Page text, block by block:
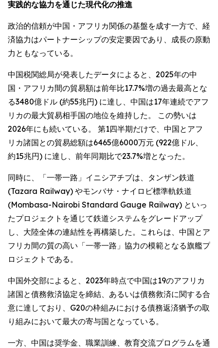
実践的な協力を通じた現代化の推進
政治的信頼が中国・アフリカ関係の基盤を成す一方で、経
済協力はパートナーシップの安定要因であり、成長の原動
力ともなっている。
中国税関総局が発表したデータによると、2025年の中
国・アフリカ間の貿易額は前年比17.7%増の過去最高とな
る3480億ドル (約55兆円) に達し、中国は17年連続でアフ
リカの最大貿易相手国の地位を維持した。 この勢いは
2026年にも続いている。 第1四半期だけで、中国とアフ
リカ諸国との貿易総額は6465億6000万元 (922億ドル、
約15兆円) に達し、前年同期比で23.7%増となった。
同時に、「一帯一路」イニシアチブは、タンザン鉄道
(Tazara Railway) やモンバサ・ナイロビ標準軌鉄道
(Mombasa-Nairobi Standard Gauge Railway) といっ
たプロジェクトを通じて鉄道システムをグレードアップ
し、大陸全体の連結性を再構築した。これらは、中国とア
フリカ間の質の高い「一帯一路」協力の模範となる旗艦プ
ロジェクトである。
中国外交部によると、2023年時点で中国は19のアフリカ
諸国と債務救済協定を締結、あるいは債務救済に関する合
意に達しており、G20の枠組みにおける債務返済猶予の取
り組みにおいて最大の寄与国となっている。
一方、中国は奨学金、職業訓練、教育交流プログラムを通